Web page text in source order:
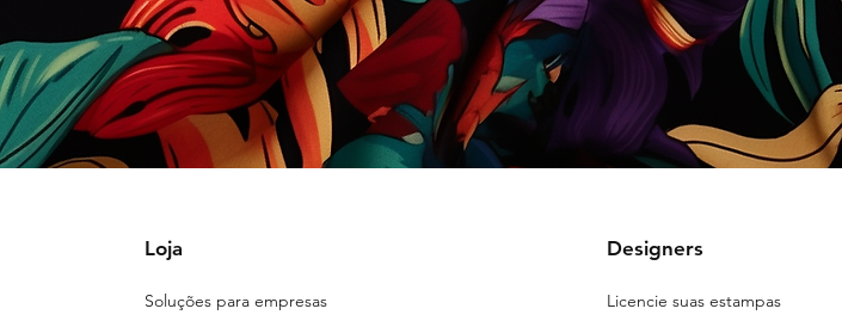
Loja
Soluções para empresas
Designers
Licencie suas estampas